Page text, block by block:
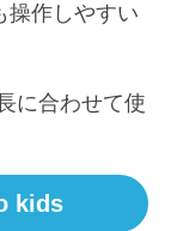
操作しやすい
に合わせて使
kids